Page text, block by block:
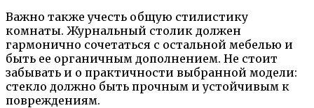
Важно также учесть общую стилистику
комнаты. Журнальный столик должен
гармонично сочетаться с остальной мебелью и
быть ее органичным дополнением. Не стоит
забывать и о практичности выбранной модели:
стекло должно быть прочным и устойчивым к
повреждениям.